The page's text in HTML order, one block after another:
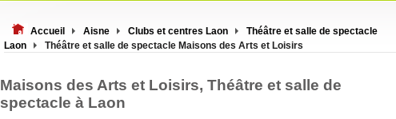
Accueil Aisne Clubs et centres Laon
Théâtre et salle de spectacle
Laon
Théâtre et salle de spectacle Maisons des Arts et Loisirs
Maisons des Arts et Loisirs, Théâtre et salle de
spectacle à Laon